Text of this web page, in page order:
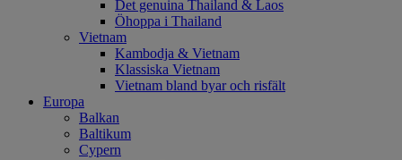
Det genuina Thailand & Laos
Öhoppa i Thailand
Vietnam
Kambodja & Vietnam
Klassiska Vietnam
Vietnam bland byar och risfält
Europa
Balkan
Baltikum
Cypern